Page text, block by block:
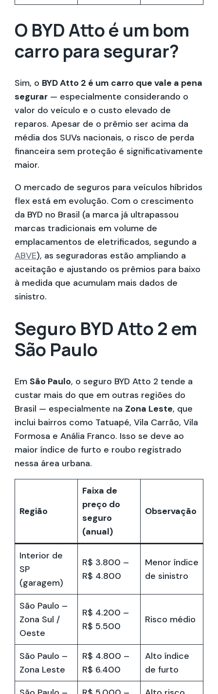
O BYD Atto é um bom
carro para segurar?
Sim, o BYD Atto 2 é um carro que vale a pena
segurar — especialmente considerando o
valor do veículo e o custo elevado de
reparos. Apesar de o prêmio ser acima da
média dos SUVs nacionais, o risco de perda
financeira sem proteção é significativamente
maior.
O mercado de seguros para veículos híbridos
flex está em evolução. Com o crescimento
da BYD no Brasil (a marca já ultrapassou
marcas tradicionais em volume de
emplacamentos de eletrificados, segundo a
ABVE), as seguradoras estão ampliando a
aceitação e ajustando os prêmios para baixo
à medida que acumulam mais dados de
sinistro.
Seguro BYD Atto 2 em
São Paulo
Em São Paulo, o seguro BYD Atto 2 tende a
custar mais do que em outras regiões do
Brasil — especialmente na Zona Leste, que
inclui bairros como Tatuapé, Vila Carrão, Vila
Formosa e Anália Franco. Isso se deve ao
maior índice de furto e roubo registrado
nessa área urbana.
Região
Faixa de
preço do
seguro
(anual)
Observação
Interior de
SP
(garagem)
R$ 3.800 –
R$ 4.800
Menor índice
de sinistro
São Paulo –
Zona Sul /
Oeste
R$ 4.200 –
R$ 5.500
Risco médio
São Paulo –
Zona Leste
R$ 4.800 –
R$ 6.400
Alto índice
de furto